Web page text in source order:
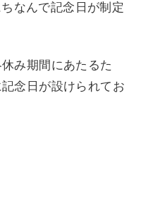
なんで記念日が制定
み期間にあたるた
念日が設けられてお